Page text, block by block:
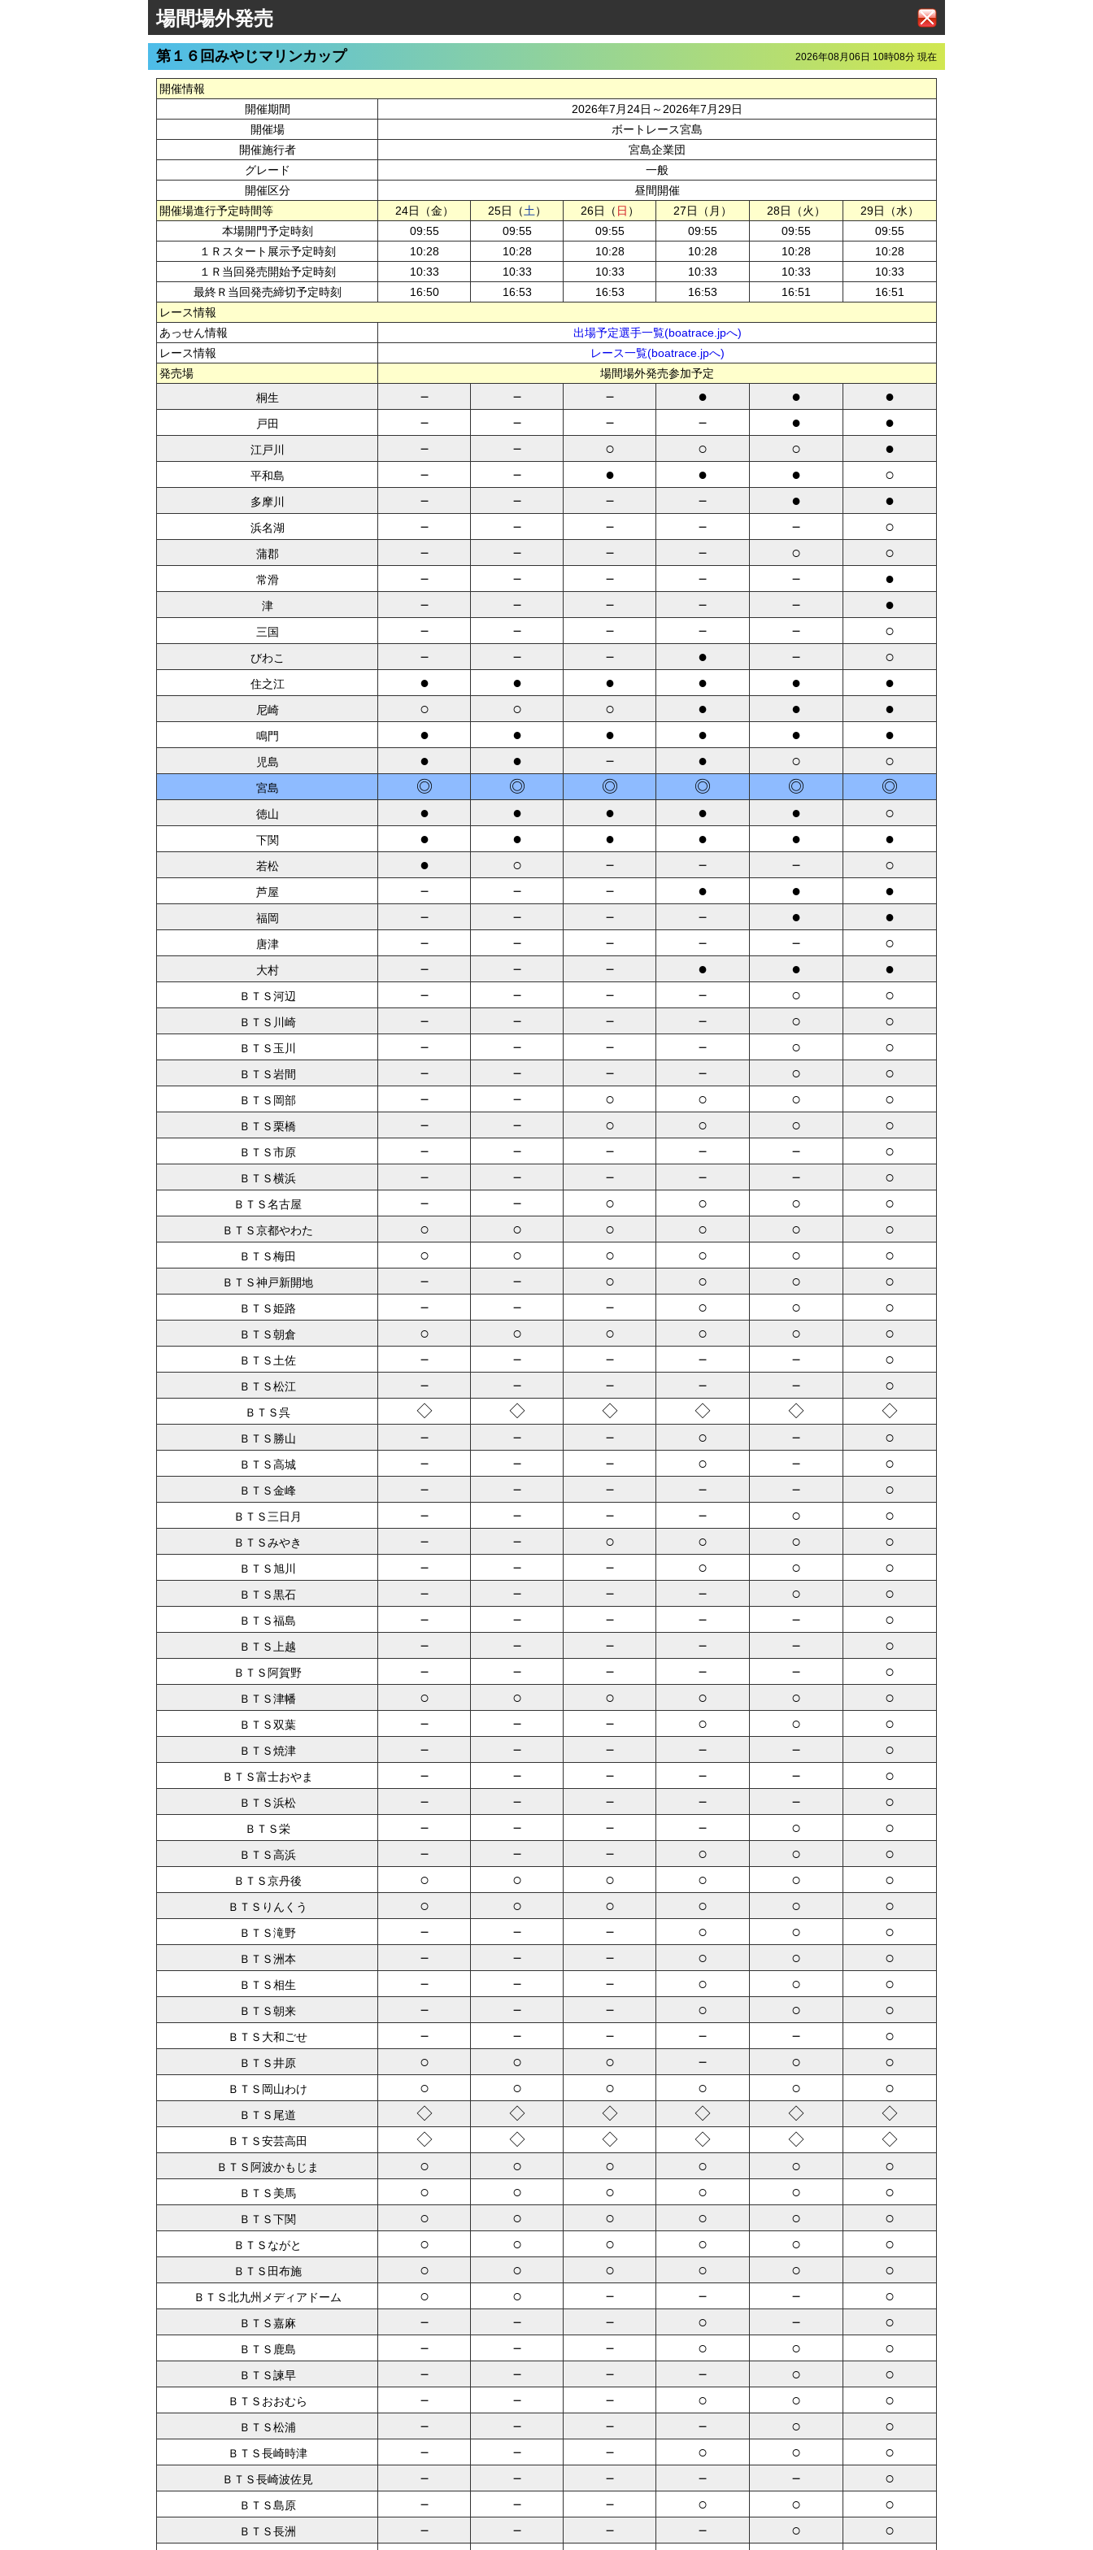
場間場外発売
2026年08月06日 10時08分 現在
第１６回みやじマリンカップ
開催情報
開催期間
2026年7月24日～2026年7月29日
開催場
ボートレース宮島
開催施行者
宮島企業団
グレード
一般
開催区分
昼間開催
開催場進行予定時間等
24日（金） 25日（土） 26日（ 日 ） 27日（月） 28日（火）
29日（水）
本場開門予定時刻
09:55 09:55 09:55 09:55 09:55
09:55
１Ｒスタート展示予定時刻
10:28 10:28 10:28 10:28 10:28
10:28
１Ｒ当回発売開始予定時刻
10:33 10:33 10:33 10:33 10:33
10:33
最終Ｒ当回発売締切予定時刻
16:50 16:53 16:53 16:53 16:51
16:51
レース情報
あっせん情報
出場予定選手一覧(boatrace.jpへ)
レース情報
レース一覧(boatrace.jpへ)
発売場
場間場外発売参加予定
桐生
－ － － ● ● ●
戸田 － － － － ● ●
江戸川 － － ○ ○ ○ ●
平和島 － － ● ● ● ○
多摩川 － － － － ● ●
浜名湖 － － － － － ○
蒲郡 － － － － ○ ○
常滑 － － － － － ●
津 － － － － － ●
三国 － － － － － ○
びわこ － － － ● － ○
住之江 ● ● ● ● ● ●
尼崎 ○ ○ ○ ● ● ●
鳴門 ● ● ● ● ● ●
児島 ● ● － ● ○ ○
宮島 ◎ ◎ ◎ ◎ ◎ ◎
徳山 ● ● ● ● ● ○
下関 ● ● ● ● ● ●
若松 ● ○ － － － ○
芦屋 － － － ● ● ●
福岡 － － － － ● ●
唐津 － － － － － ○
大村 － － － ● ● ●
ＢＴＳ河辺 － － － － ○ ○
ＢＴＳ川崎 － － － － ○ ○
ＢＴＳ玉川 － － － － ○ ○
ＢＴＳ岩間 － － － － ○ ○
ＢＴＳ岡部 － － ○ ○ ○ ○
ＢＴＳ栗橋 － － ○ ○ ○ ○
ＢＴＳ市原 － － － － － ○
ＢＴＳ横浜 － － － － － ○
ＢＴＳ名古屋 － － ○ ○ ○ ○
ＢＴＳ京都やわた ○ ○ ○ ○ ○ ○
ＢＴＳ梅田 ○ ○ ○ ○ ○ ○
ＢＴＳ神戸新開地 － － ○ ○ ○ ○
ＢＴＳ姫路 － － － ○ ○ ○
ＢＴＳ朝倉 ○ ○ ○ ○ ○ ○
ＢＴＳ土佐 － － － － － ○
ＢＴＳ松江 － － － － － ○
ＢＴＳ呉 ◇ ◇ ◇ ◇ ◇ ◇
ＢＴＳ勝山 － － － ○ － ○
ＢＴＳ高城 － － － ○ － ○
ＢＴＳ金峰 － － － － － ○
ＢＴＳ三日月 － － － － ○ ○
ＢＴＳみやき － － ○ ○ ○ ○
ＢＴＳ旭川 － － － ○ ○ ○
ＢＴＳ黒石 － － － － ○ ○
ＢＴＳ福島 － － － － － ○
ＢＴＳ上越 － － － － － ○
ＢＴＳ阿賀野 － － － － － ○
ＢＴＳ津幡 ○ ○ ○ ○ ○ ○
ＢＴＳ双葉 － － － ○ ○ ○
ＢＴＳ焼津 － － － － － ○
ＢＴＳ富士おやま － － － － － ○
ＢＴＳ浜松 － － － － － ○
ＢＴＳ栄 － － － － ○ ○
ＢＴＳ高浜 － － － ○ ○ ○
ＢＴＳ京丹後 ○ ○ ○ ○ ○ ○
ＢＴＳりんくう ○ ○ ○ ○ ○ ○
ＢＴＳ滝野 － － － ○ ○ ○
ＢＴＳ洲本 － － － ○ ○ ○
ＢＴＳ相生 － － － ○ ○ ○
ＢＴＳ朝来 － － － ○ ○ ○
ＢＴＳ大和ごせ － － － － － ○
ＢＴＳ井原 ○ ○ ○ － ○ ○
ＢＴＳ岡山わけ ○ ○ ○ ○ ○ ○
ＢＴＳ尾道 ◇ ◇ ◇ ◇ ◇ ◇
ＢＴＳ安芸高田 ◇ ◇ ◇ ◇ ◇ ◇
ＢＴＳ阿波かもじま ○ ○ ○ ○ ○ ○
ＢＴＳ美馬 ○ ○ ○ ○ ○ ○
ＢＴＳ下関 ○ ○ ○ ○ ○ ○
ＢＴＳながと ○ ○ ○ ○ ○ ○
ＢＴＳ田布施 ○ ○ ○ ○ ○ ○
ＢＴＳ北九州メディアドーム ○ ○ － － － ○
ＢＴＳ嘉麻 － － － ○ － ○
ＢＴＳ鹿島 － － － ○ ○ ○
ＢＴＳ諫早 － － － － ○ ○
ＢＴＳおおむら － － － ○ ○ ○
ＢＴＳ松浦 － － － － ○ ○
ＢＴＳ長崎時津 － － － ○ ○ ○
ＢＴＳ長崎波佐見 － － － － － ○
ＢＴＳ島原 － － － ○ ○ ○
ＢＴＳ長洲 － － － － ○
○